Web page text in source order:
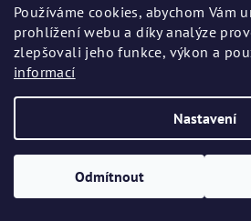
Používáme cookies, abychom Vám
prohlížení webu a díky analýze
zlepšovali jeho funkce, výkon a
informací
Nastavení
Odmítnout
sklad@sladke-potreby.cz
+420 797728283
Upravit nastavení
Vytvořil